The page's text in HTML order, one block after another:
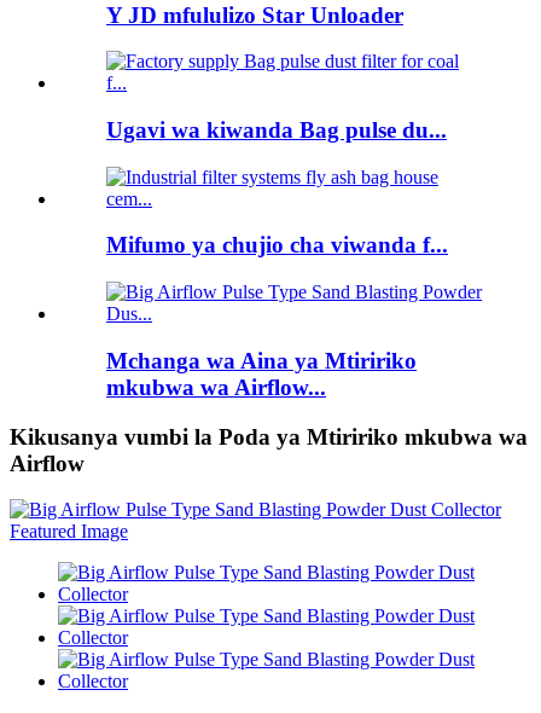
Y JD mfululizo Star Unloader
Ugavi wa kiwanda Bag pulse du...
Mifumo ya chujio cha viwanda f...
Mchanga wa Aina ya Mtiririko
mkubwa wa Airflow...
Kikusanya vumbi la Poda ya Mtiririko mkubwa wa
Airflow